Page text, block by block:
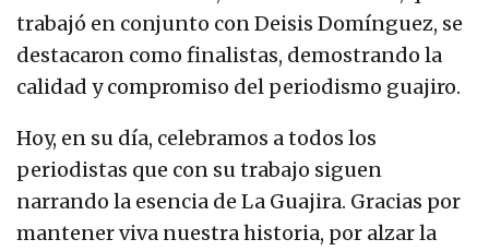
trabajó en conjunto con Deisis Domínguez, se
destacaron como finalistas, demostrando la
calidad y compromiso del periodismo guajiro.
Hoy, en su día, celebramos a todos los
periodistas que con su trabajo siguen
narrando la esencia de La Guajira. Gracias por
mantener viva nuestra historia, por alzar la